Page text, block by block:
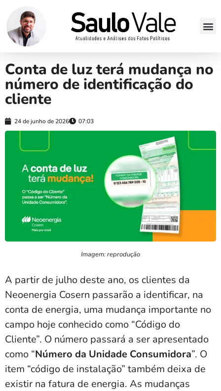
Conta de luz terá mudança no
número de identificação do
cliente
24 de junho de 2026 07:03
Imagem: reprodução
A partir de julho deste ano, os clientes da
Neoenergia Cosern passarão a identificar, na
conta de energia, uma mudança importante no
campo hoje conhecido como “Código do
Cliente”. O número passará a ser apresentado
como “Número da Unidade Consumidora”. O
item “código de instalação” também deixa de
existir na fatura de energia. As mudanças